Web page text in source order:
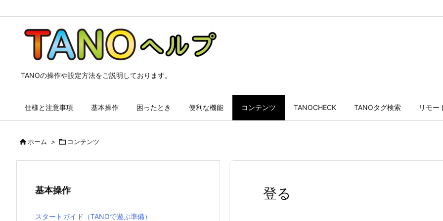
TANOの操作や設定方法をご説明しております。
仕様と注意事項 基本操作 困ったとき 便利な機能 コンテンツ TANOCHECK TANOタグ検索 リモー
ホーム >  コンテンツ
登る
基本操作
スタートガイド（TANOで遊ぶ準備）